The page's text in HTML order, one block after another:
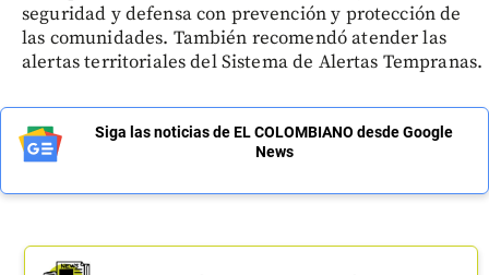
seguridad y defensa con prevención y protección de
las comunidades. También recomendó atender las
alertas territoriales del Sistema de Alertas Tempranas.
Siga las noticias de EL COLOMBIANO desde Google
News